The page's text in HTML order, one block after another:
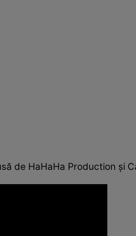
de HaHaHa Production şi